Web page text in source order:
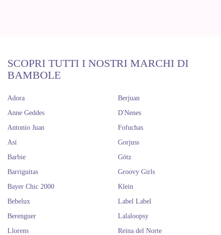
SCOPRI TUTTI I NOSTRI MARCHI DI
BAMBOLE
Adora
Anne Geddes
Antonio Juan
Así
Barbie
Barriguitas
Bayer Chic 2000
Bebelux
Berenguer
Berjuan
D'Nenes
Fofuchas
Gorjuss
Götz
Groovy Girls
Klein
Label Label
Lalaloopsy
Llorens
Reina del Norte